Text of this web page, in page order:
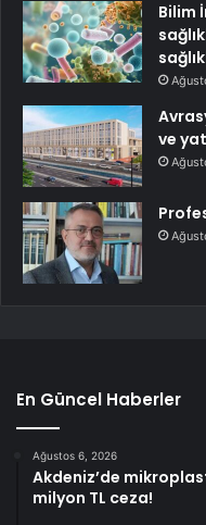
Bilim
ve
En Güncel Haberler
Ağustos 6, 2026
Akdeniz’de
milyon TL ceza!